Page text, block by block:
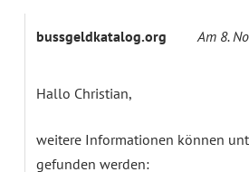
bussgeldkatalog.org Am 8.
Hallo Christian,
weitere Informationen können
gefunden werden: